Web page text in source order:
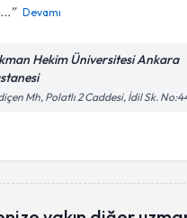
Devamı
Hekim Üniversitesi Ankara
Mh, Polatlı 2 Caddesi, İdil Sk.